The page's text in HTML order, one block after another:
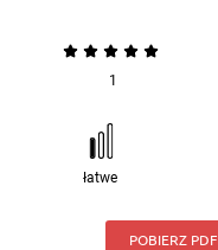
1
łatwe
POBIERZ PDF